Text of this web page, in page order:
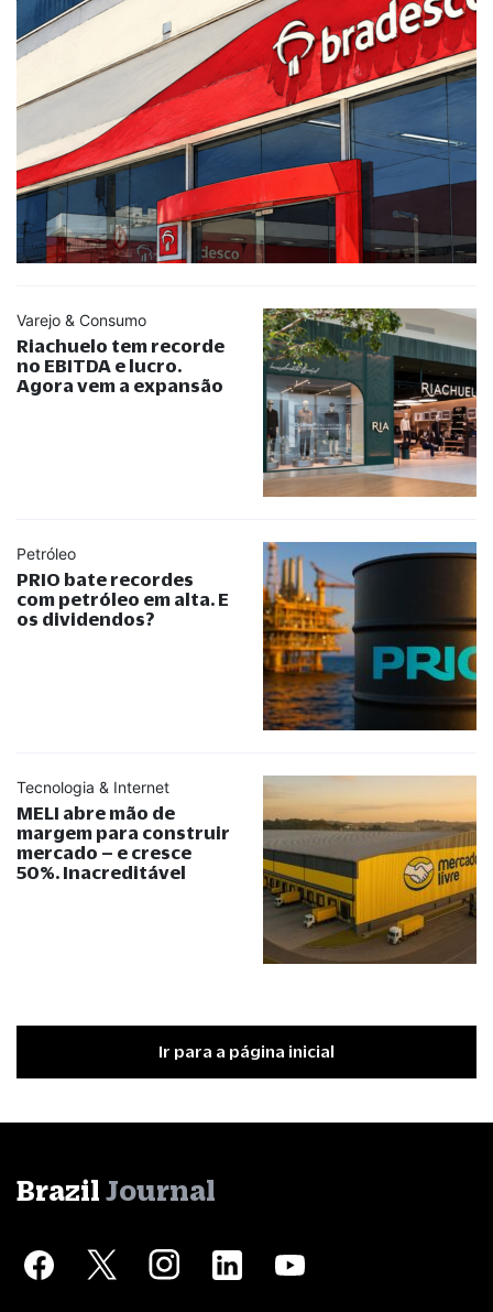
Varejo & Consumo
Riachuelo tem recorde
no EBITDA e lucro.
Agora vem a expansão
Petróleo
PRIO bate recordes
com petróleo em alta. E
os dividendos?
Tecnologia & Internet
MELI abre mão de
margem para construir
mercado – e cresce
50%. Inacreditável
Ir para a página inicial
Brazil Journal